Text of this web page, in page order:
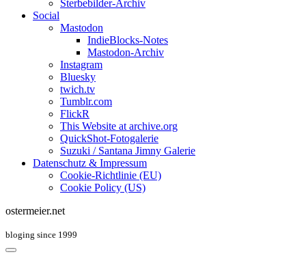
Sterbebilder-Archiv
Social
Mastodon
IndieBlocks-Notes
Mastodon-Archiv
Instagram
Bluesky
twich.tv
Tumblr.com
FlickR
This Website at archive.org
QuickShot-Fotogalerie
Suzuki / Santana Jimny Galerie
Datenschutz & Impressum
Cookie-Richtlinie (EU)
Cookie Policy (US)
ostermeier.net
bloging since 1999